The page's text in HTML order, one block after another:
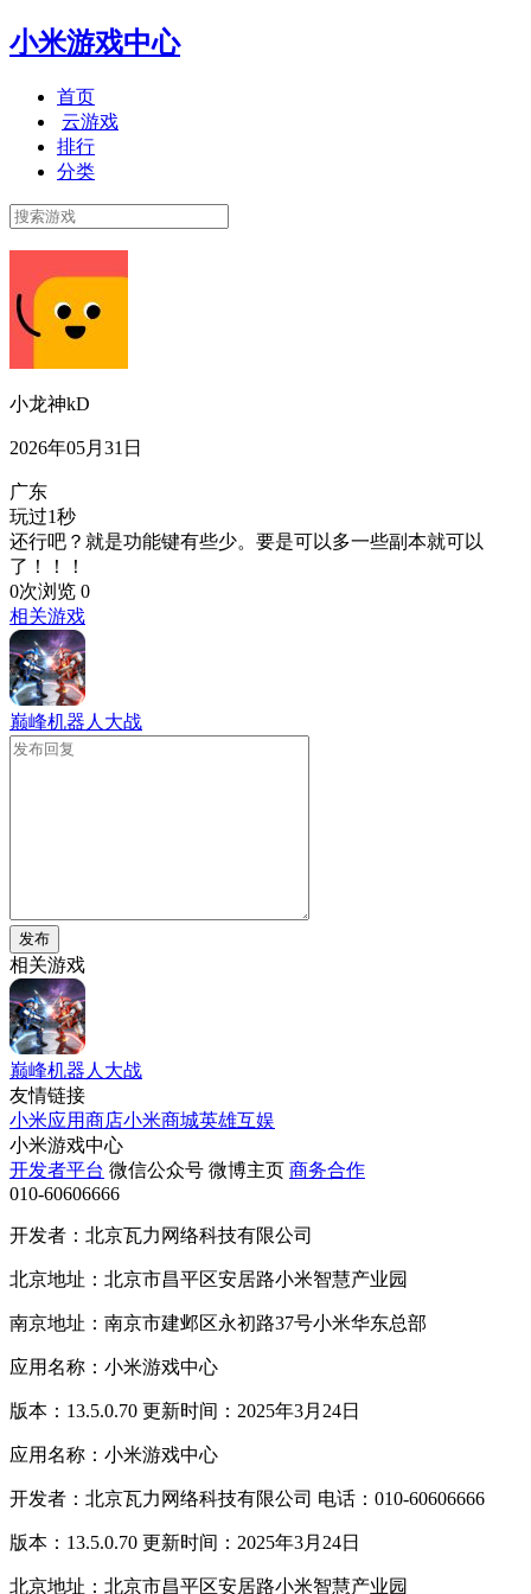
小米游戏中心
首页
云游戏
排行
分类
小龙神kD
2026年05月31日
广东
玩过1秒
还行吧？就是功能键有些少。要是可以多一些副本就可以
了！！！
0次浏览 0
相关游戏
巅峰机器人大战
发布
相关游戏
巅峰机器人大战
友情链接
小米应用商店小米商城英雄互娱
小米游戏中心
开发者平台 微信公众号 微博主页 商务合作
010-60606666
开发者：北京瓦力网络科技有限公司
北京地址：北京市昌平区安居路小米智慧产业园
南京地址：南京市建邺区永初路37号小米华东总部
应用名称：小米游戏中心
版本：13.5.0.70 更新时间：2025年3月24日
应用名称：小米游戏中心
开发者：北京瓦力网络科技有限公司 电话：010-60606666
版本：13.5.0.70 更新时间：2025年3月24日
北京地址：北京市昌平区安居路小米智慧产业园